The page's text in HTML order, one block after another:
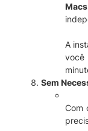
Macs
A
você
Sem
Com